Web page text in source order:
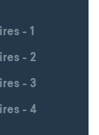
- 1
- 2
- 3
- 4